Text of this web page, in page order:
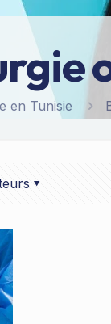
en Tunisie